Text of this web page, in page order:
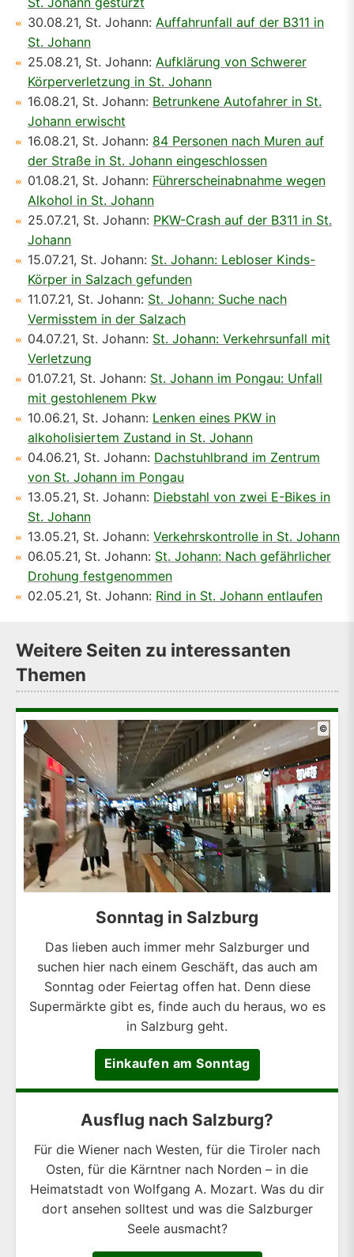
30.08.21, St. Johann: Auffahrunfall auf der B311 in
St. Johann
25.08.21, St. Johann: Aufklärung von Schwerer
Körperverletzung in St. Johann
16.08.21, St. Johann: Betrunkene Autofahrer in St.
Johann erwischt
16.08.21, St. Johann: 84 Personen nach Muren auf
der Straße in St. Johann eingeschlossen
01.08.21, St. Johann: Führerscheinabnahme wegen
Alkohol in St. Johann
25.07.21, St. Johann: PKW-Crash auf der B311 in St.
Johann
15.07.21, St. Johann: St. Johann: Lebloser Kinds-
Körper in Salzach gefunden
11.07.21, St. Johann: St. Johann: Suche nach
Vermisstem in der Salzach
04.07.21, St. Johann: St. Johann: Verkehrsunfall mit
Verletzung
01.07.21, St. Johann: St. Johann im Pongau: Unfall
mit gestohlenem Pkw
10.06.21, St. Johann: Lenken eines PKW in
alkoholisiertem Zustand in St. Johann
04.06.21, St. Johann: Dachstuhlbrand im Zentrum
von St. Johann im Pongau
13.05.21, St. Johann: Diebstahl von zwei E-Bikes in
St. Johann
13.05.21, St. Johann: Verkehrskontrolle in St. Johann
06.05.21, St. Johann: St. Johann: Nach gefährlicher
Drohung festgenommen
02.05.21, St. Johann: Rind in St. Johann entlaufen
Weitere Seiten zu interessanten
Themen
©
Sonntag in Salzburg
Das lieben auch immer mehr Salzburger und
suchen hier nach einem Geschäft, das auch am
Sonntag oder Feiertag offen hat. Denn diese
Supermärkte gibt es, finde auch du heraus, wo es
in Salzburg geht.
Einkaufen am Sonntag
Ausflug nach Salzburg?
Für die Wiener nach Westen, für die Tiroler nach
Osten, für die Kärntner nach Norden – in die
Heimatstadt von Wolfgang A. Mozart. Was du dir
dort ansehen solltest und was die Salzburger
Seele ausmacht?